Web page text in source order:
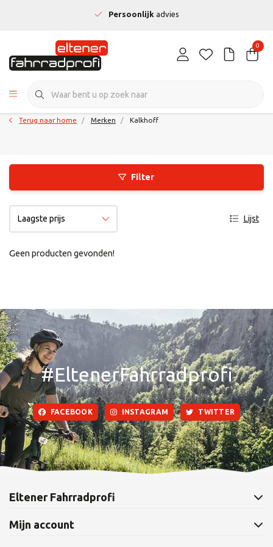
Persoonlijkadvies
0
Terug naar home Merken Kalkhoff
Filter
Lijst
Geen producten gevonden!
#EltenerFahrradprofi
FACEBOOK INSTAGRAM TWITTER
Eltener Fahrradprofi
Mijn account